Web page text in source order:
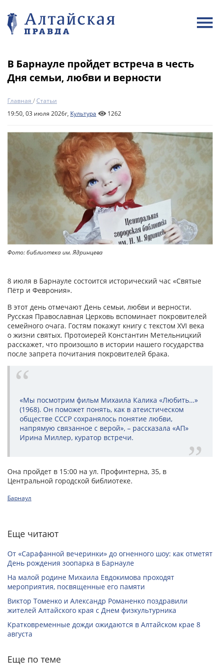
В Барнауле пройдет встреча в честь
Дня семьи, любви и верности
Главная /Статьи
19:50, 03 июля 2026г, Культура 1262
Фото: библиотека им. Ядринцева
8 июля в Барнауле состоится исторический час «Святые
Пётр и Феврония».
В этот день отмечают День семьи, любви и верности.
Русская Православная Церковь вспоминает покровителей
семейного очага. Гостям покажут книгу с текстом XVI века
о жизни святых. Протоиерей Константин Метельницкий
расскажет, что произошло в истории нашего государства
после запрета почитания покровителей брака.
«Мы посмотрим фильм Михаила Калика «Любить…»
(1968). Он поможет понять, как в атеистическом
обществе СССР сохранялось понятие любви,
напрямую связанное с верой», – рассказала «АП»
Ирина Миллер, куратор встречи.
Она пройдет в 15:00 на ул. Профинтерна, 35, в
Центральной городской библиотеке.
Барнаул
Еще читают
От «Сарафанной вечеринки» до огненного шоу: как отметят
День рождения зоопарка в Барнауле
На малой родине Михаила Евдокимова проходят
мероприятия, посвященные его памяти
Виктор Томенко и Александр Романенко поздравили
жителей Алтайского края с Днем физкультурника
Кратковременные дожди ожидаются в Алтайском крае 8
августа
Еще по теме